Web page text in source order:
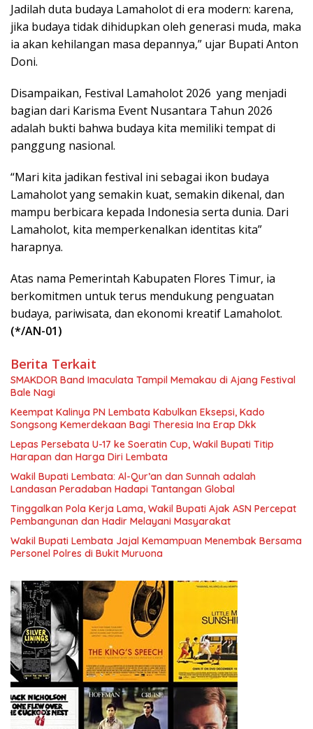
Jadilah duta budaya Lamaholot di era modern: karena,
jika budaya tidak dihidupkan oleh generasi muda, maka
ia akan kehilangan masa depannya,” ujar Bupati Anton
Doni.
Disampaikan, Festival Lamaholot 2026 yang menjadi
bagian dari Karisma Event Nusantara Tahun 2026
adalah bukti bahwa budaya kita memiliki tempat di
panggung nasional.
“Mari kita jadikan festival ini sebagai ikon budaya
Lamaholot yang semakin kuat, semakin dikenal, dan
mampu berbicara kepada Indonesia serta dunia. Dari
Lamaholot, kita memperkenalkan identitas kita”
harapnya.
Atas nama Pemerintah Kabupaten Flores Timur, ia
berkomitmen untuk terus mendukung penguatan
budaya, pariwisata, dan ekonomi kreatif Lamaholot.
(*/AN-01)
Berita Terkait
SMAKDOR Band Imaculata Tampil Memakau di Ajang Festival
Bale Nagi
Keempat Kalinya PN Lembata Kabulkan Eksepsi, Kado
Songsong Kemerdekaan Bagi Theresia Ina Erap Dkk
Lepas Persebata U-17 ke Soeratin Cup, Wakil Bupati Titip
Harapan dan Harga Diri Lembata
Wakil Bupati Lembata: Al-Qur’an dan Sunnah adalah
Landasan Peradaban Hadapi Tantangan Global
Tinggalkan Pola Kerja Lama, Wakil Bupati Ajak ASN Percepat
Pembangunan dan Hadir Melayani Masyarakat
Wakil Bupati Lembata Jajal Kemampuan Menembak Bersama
Personel Polres di Bukit Muruona